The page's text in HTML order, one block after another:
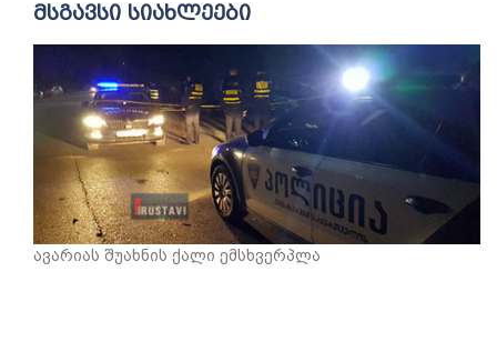
მსგავსი სიახლეები
ავარიას შუახნის ქალი ემსხვერპლა